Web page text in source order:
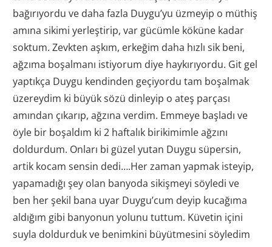
bağırıyordu ve daha fazla Duygu’yu üzmeyip o müthiş
amına sikimi yerleştirip, var gücümle köküne kadar
soktum. Zevkten aşkım, erkeğim daha hızlı sik beni,
ağzıma boşalmanı istiyorum diye haykırıyordu. Git gel
yaptıkça Duygu kendinden geçiyordu tam boşalmak
üzereydim ki büyük sözü dinleyip o ateş parçası
amından çıkarıp, ağzına verdim. Emmeye başladı ve
öyle bir boşaldım ki 2 haftalık birikimimle ağzını
doldurdum. Onları bi güzel yutan Duygu süpersin,
artik kocam sensin dedi….Her zaman yapmak isteyip,
yapamadığı şey olan banyoda sikişmeyi söyledi ve
ben her şekil bana uyar Duygu’cum deyip kucağıma
aldığım gibi banyonun yolunu tuttum. Küvetin içini
suyla doldurduk ve benimkini büyütmesini söyledim